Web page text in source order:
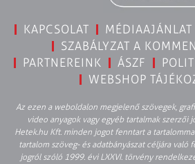
KAPCSOLAT MÉDIAAJÁNLAT
SZABÁLYZAT A
PARTNEREINK
ÁSZF
WEBSHOP
Az ezen a weboldalon megjelenő szövegek,
video anyagok vagy egyéb tartalmak szerzői
Hetek.hu Kft. minden jogot fenntart a
tartalom szöveg- és adatbányászat céljára való
jogról szóló 1999. évi LXXVI. törvény